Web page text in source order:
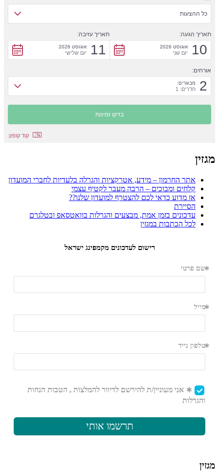
כל ההצעות
תאריך הגעה:
10 אוגוסט 2026
יום שני
תאריך עזיבה:
11 אוגוסט 2026
יום שלישי
אורחים:
2 מבוגרים:
חדרים: 1
קוד קופון:
מגזין
אתר החרמון – מידע, אטרקציות והגרלה בלעדיות לחברי המועדון
קלחים ומבוכים – הרבה מעבר לקטיף עצמי
אז מדוע כדאי לכם להצטרף למועדון שלנו??
הסיירת
עדכונים בזמן אמת, מבצעים והגרלות בוואטסאפ ובטלגרם
לכל הכתבות במגזין
מגזין